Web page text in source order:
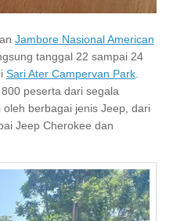
Jambore Nasional American
tanggal 22 sampai 24
Sari Ater Campervan Park.
peserta dari segala
berbagai jenis Jeep, dari
Jeep Cherokee dan